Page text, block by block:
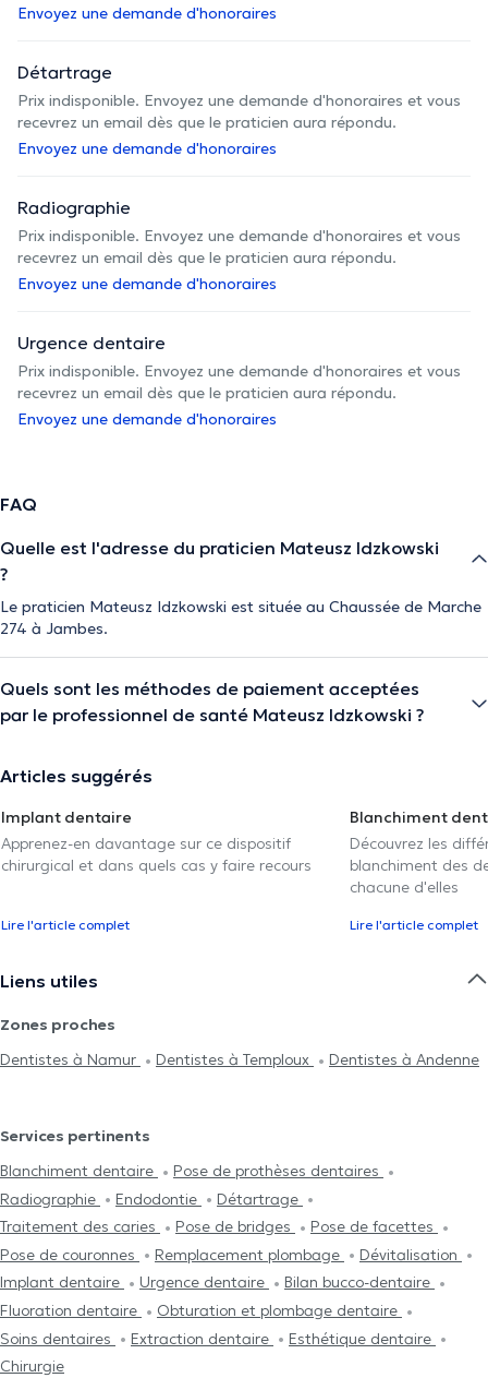
Envoyez une demande d'honoraires
Détartrage
Prix indisponible. Envoyez une demande d'honoraires et vous
recevrez un email dès que le praticien aura répondu.
Envoyez une demande d'honoraires
Radiographie
Prix indisponible. Envoyez une demande d'honoraires et vous
recevrez un email dès que le praticien aura répondu.
Envoyez une demande d'honoraires
Urgence dentaire
Prix indisponible. Envoyez une demande d'honoraires et vous
recevrez un email dès que le praticien aura répondu.
Envoyez une demande d'honoraires
FAQ
Quelle est l'adresse du praticien Mateusz Idzkowski
?
Le praticien Mateusz Idzkowski est située au Chaussée de Marche
274 à Jambes.
Quels sont les méthodes de paiement acceptées
par le professionnel de santé Mateusz Idzkowski ?
Articles suggérés
Implant dentaire
Apprenez-en davantage sur ce dispositif
chirurgical et dans quels cas y faire recours
Lire l'article complet
Blanchiment
Découvrez les
blanchiment des
chacune d'elles
Lire l'article complet
Liens utiles
Zones proches
Dentistes à Namur
Dentistes à Temploux Dentistes à Andenne
Services pertinents
Blanchiment dentaire
Pose de prothèses dentaires
Radiographie
Endodontie
Détartrage
Traitement des caries
Pose de bridges
Pose de facettes
Pose de couronnes
Remplacement plombage
Dévitalisation
Implant dentaire
Urgence dentaire
Bilan bucco-dentaire
Fluoration dentaire
Obturation et plombage dentaire
Soins dentaires
Extraction dentaire
Esthétique dentaire
Chirurgie